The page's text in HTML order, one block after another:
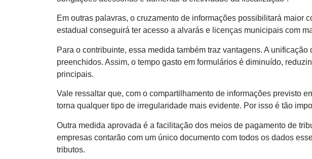
Em outras palavras, o cruzamento de informações possibilitará maior
estadual conseguirá ter acesso a alvarás e licenças municipais com
Para o contribuinte, essa medida também traz vantagens. A
preenchidos. Assim, o tempo gasto em formulários é diminuído,
principais.
Vale ressaltar que, com o compartilhamento de informações previsto
torna qualquer tipo de irregularidade mais evidente. Por isso é tão
Outra medida aprovada é a facilitação dos meios de pagamento de
empresas contarão com um único documento com todos os dados
tributos.